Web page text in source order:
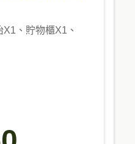
、貯物櫃X1、